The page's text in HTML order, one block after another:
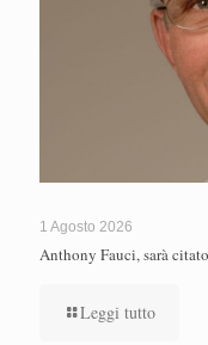
1 Agosto 2026
Anthony Fauci, sarà
Leggi tutto